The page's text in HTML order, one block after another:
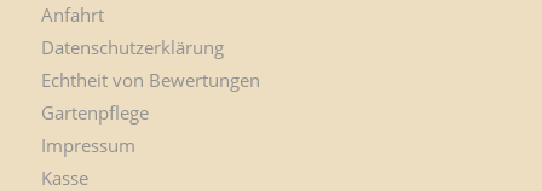
Anfahrt
Datenschutzerklärung
Echtheit von Bewertungen
Gartenpflege
Impressum
Kasse